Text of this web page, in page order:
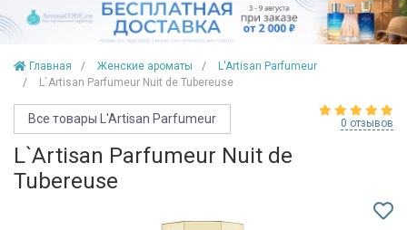
Главная Женские ароматы
L'Artisan Parfumeur
L`Artisan Parfumeur Nuit de Tubereuse
Все товары L'Artisan Parfumeur 0 отзывов
L`Artisan Parfumeur Nuit de
Tubereuse